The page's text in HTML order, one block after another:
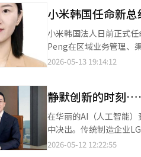
个建筑基础设施中应用
能够在无需额外认证程序的情况下识别订单者的面
人管理员可以通过网页
时，还可以轻松调整机器人的活
人。”他表示：“通过这
好的产品开发的良性循环。” 他还强调：“未来阳财大厦将作为现代汽车集团开发更多机器人性能提
希望员工能从中获得创
1677亿美元，同比增长
同比增长89.3%。 对台湾的出口额为454亿美元，同比增长89.4%；对欧盟的出口额为178亿美元，同比增长
58.4%；对印度的出口额
出口入统计数据是为了
产业的出口竞争力和进
一组织曾入侵韩国政府
过金融安全验证。 法务部透露，已确认的受害者中包括知名艺人、大型企业会长以及科技初创公司代表等高净值人
士。其中，BTS成员柾
由于及时采取冻结措施，最终未造成实际经济损失。
捕令。去年，韩国执法
月向泰国方面提出紧急
韩方。
小米韩国任命新
小米韩国法人日前正式任
Peng在区域业务管理、
发展，曾全面负责小米
行业经验。 小米韩国方面表示，此次人事调整是集团应对快速变化的全球商业环境、进一步提升韩国市场运营效率的
重要举措。未来，小米将
米韩国近来持续扩大产
REDMI Pad 2 9.7、
产品矩阵。 小米韩国目前已通过官方线上商城、Naver品牌馆及Coupang等主流电商平台构建销售网络，并在韩国
2026-05-13 19:14:12
静默创新的时刻
在华丽的AI（人工智能
中决出。传统制造企业
开始进行对“制造DNA”的巨大转型。 具光谟LG集团会长在今年首次召开
2026-05-12 12:22:55